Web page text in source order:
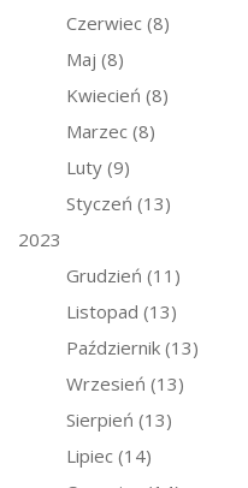
Czerwiec (8)
Maj (8)
Kwiecień (8)
Marzec (8)
Luty (9)
Styczeń (13)
2023
Grudzień (11)
Listopad (13)
Październik (13)
Wrzesień (13)
Sierpień (13)
Lipiec (14)